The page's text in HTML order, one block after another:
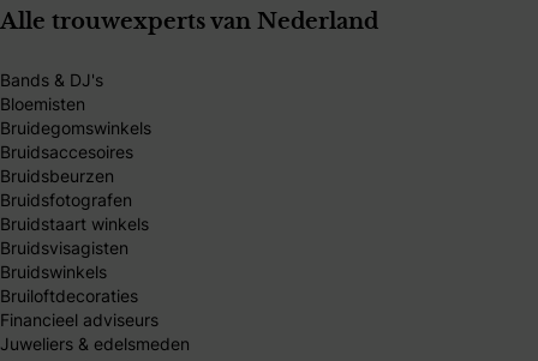
Alle trouwexperts van Nederland
Bands & DJ's
Bloemisten
Bruidegomswinkels
Bruidsaccesoires
Bruidsbeurzen
Bruidsfotografen
Bruidstaart winkels
Bruidsvisagisten
Bruidswinkels
Bruiloftdecoraties
Financieel adviseurs
Juweliers & edelsmeden